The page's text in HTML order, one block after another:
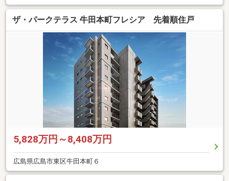
ザ・パークテラス 牛田本町フレシア 先着順住戸
5,828万円～8,408万円
広島県広島市東区牛田本町６